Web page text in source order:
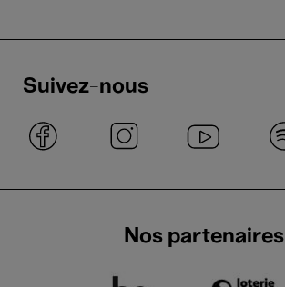
Suivez-nous
Nos partenaires